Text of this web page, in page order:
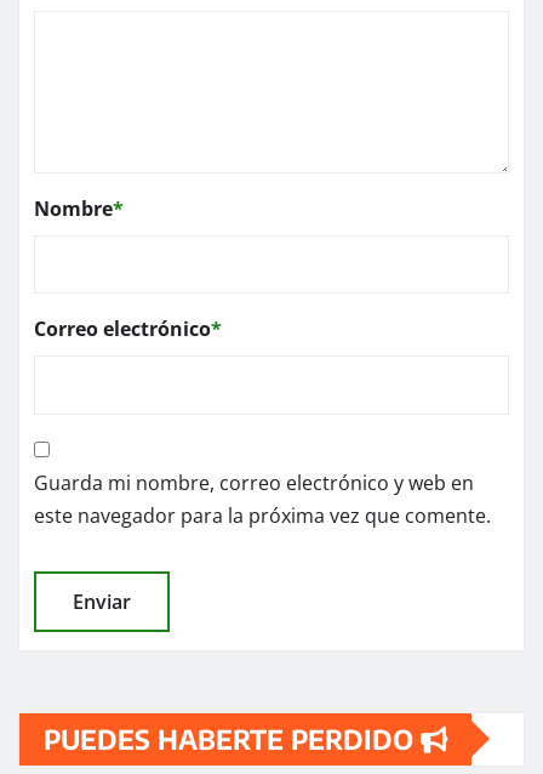
Nombre*
Correo electrónico*
Guarda mi nombre, correo electrónico y web en
este navegador para la próxima vez que comente.
PUEDES HABERTE PERDIDO